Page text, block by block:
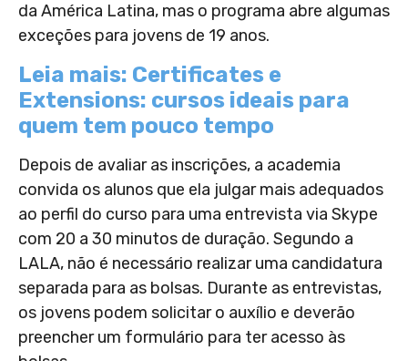
da América Latina, mas o programa abre algumas
exceções para jovens de 19 anos.
Leia mais: Certificates e
Extensions: cursos ideais para
quem tem pouco tempo
Depois de avaliar as inscrições, a academia
convida os alunos que ela julgar mais adequados
ao perfil do curso para uma entrevista via Skype
com 20 a 30 minutos de duração. Segundo a
LALA, não é necessário realizar uma candidatura
separada para as bolsas. Durante as entrevistas,
os jovens podem solicitar o auxílio e deverão
preencher um formulário para ter acesso às